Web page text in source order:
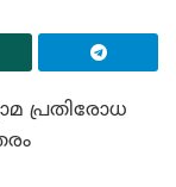
പ്രതിരോധ